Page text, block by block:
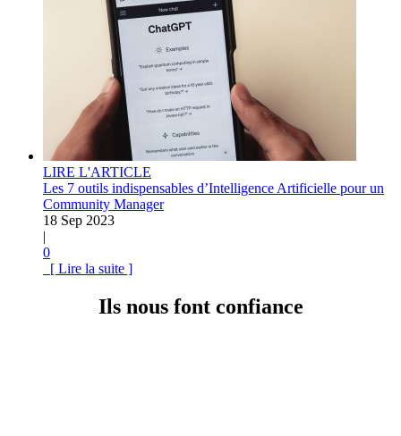
LIRE L'ARTICLE
Les 7 outils indispensables d’Intelligence Artificielle pour un
Community Manager
18 Sep 2023
|
0
[ Lire la suite ]
Ils nous font confiance